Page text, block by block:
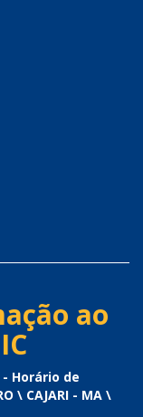
ao
- Horário de
\ CAJARI - MA \